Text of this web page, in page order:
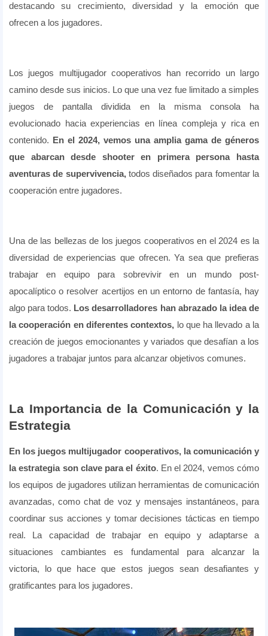
destacando su crecimiento, diversidad y la emoción que
ofrecen a los jugadores.
Los juegos multijugador cooperativos han recorrido un largo
camino desde sus inicios. Lo que una vez fue limitado a simples
juegos de pantalla dividida en la misma consola ha
evolucionado hacia experiencias en línea compleja y rica en
contenido. En el 2024, vemos una amplia gama de géneros
que abarcan desde shooter en primera persona hasta
aventuras de supervivencia,todos diseñados para fomentar la
cooperación entre jugadores.
Una de las bellezas de los juegos cooperativos en el 2024 es la
diversidad de experiencias que ofrecen. Ya sea que prefieras
trabajar en equipo para sobrevivir en un mundo post-
apocalíptico o resolver acertijos en un entorno de fantasía, hay
algo para todos. Los desarrolladores han abrazado la idea de
la cooperación en diferentes contextos, lo que ha llevado a la
creación de juegos emocionantes y variados que desafían a los
jugadores a trabajar juntos para alcanzar objetivos comunes.
La Importancia de la Comunicación y la
Estrategia
En los juegos multijugador cooperativos, la comunicación y
la estrategia son clave para el éxito. En el 2024, vemos cómo
los equipos de jugadores utilizan herramientas de comunicación
avanzadas, como chat de voz y mensajes instantáneos, para
coordinar sus acciones y tomar decisiones tácticas en tiempo
real. La capacidad de trabajar en equipo y adaptarse a
situaciones cambiantes es fundamental para alcanzar la
victoria, lo que hace que estos juegos sean desafiantes y
gratificantes para los jugadores.